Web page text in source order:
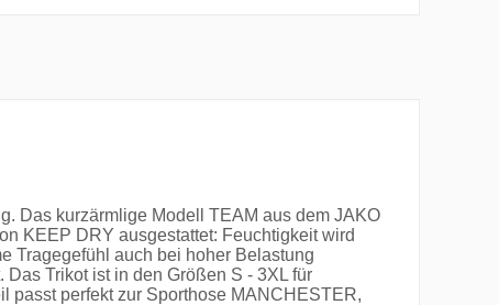
Das kurzärmlige Modell TEAM aus dem JAKO
KEEP DRY ausgestattet: Feuchtigkeit wird
Tragegefühl auch bei hoher Belastung
Trikot ist in den Größen S - 3XL für
passt perfekt zur Sporthose MANCHESTER,